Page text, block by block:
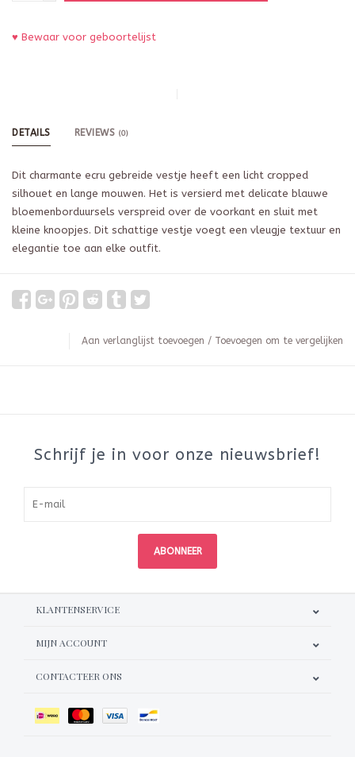
♥ Bewaar voor geboortelijst
DETAILS REVIEWS (0)
Dit charmante ecru gebreide vestje heeft een licht cropped
silhouet en lange mouwen. Het is versierd met delicate blauwe
bloemenborduursels verspreid over de voorkant en sluit met
kleine knoopjes. Dit schattige vestje voegt een vleugje textuur en
elegantie toe aan elke outfit.
Aan verlanglijst toevoegen / Toevoegen om te vergelijken
Schrijf je in voor onze nieuwsbrief!
ABONNEER
KLANTENSERVICE
MIJN ACCOUNT
CONTACTEER ONS